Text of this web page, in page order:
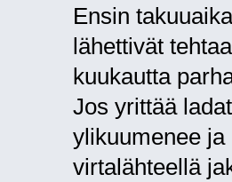
Ensin
lähettivät
kuukautta
Jos yrittää
ylikuumenee
virtalähteellä